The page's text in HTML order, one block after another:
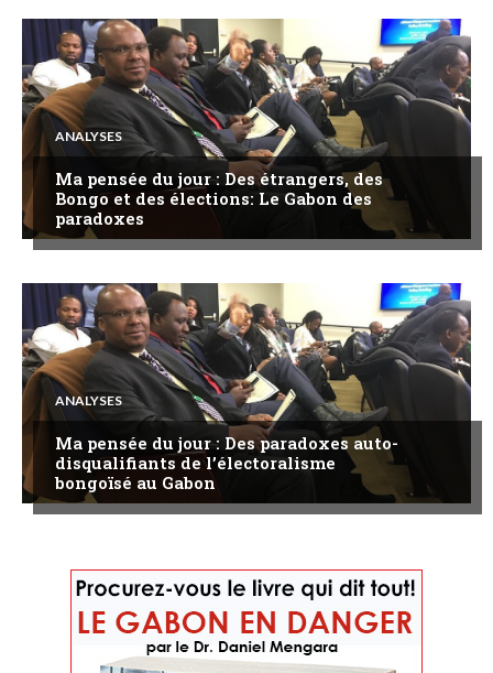
ANALYSES
Ma pensée du jour : Des étrangers, des
Bongo et des élections: Le Gabon des
paradoxes
ANALYSES
Ma pensée du jour : Des paradoxes auto-
disqualifiants de l’électoralisme
bongoïsé au Gabon